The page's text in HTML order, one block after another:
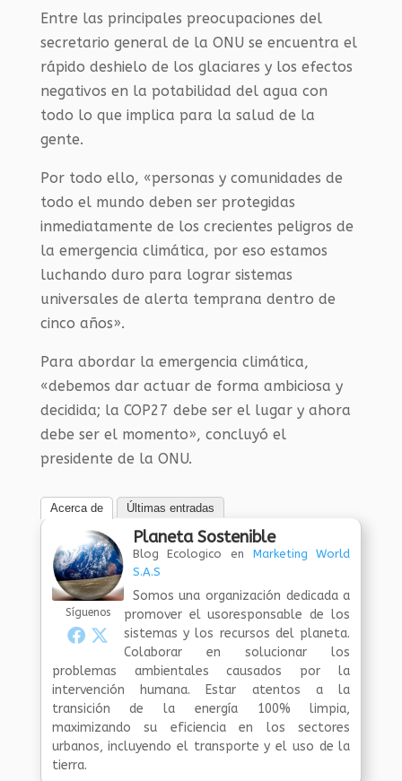
Entre las principales preocupaciones del
secretario general de la ONU se encuentra el
rápido deshielo de los glaciares y los efectos
negativos en la potabilidad del agua con
todo lo que implica para la salud de la
gente.
Por todo ello, «personas y comunidades de
todo el mundo deben ser protegidas
inmediatamente de los crecientes peligros de
la emergencia climática, por eso estamos
luchando duro para lograr sistemas
universales de alerta temprana dentro de
cinco años».
Para abordar la emergencia climática,
«debemos dar actuar de forma ambiciosa y
decidida; la COP27 debe ser el lugar y ahora
debe ser el momento», concluyó el
presidente de la ONU.
Acerca de Últimas entradas
Síguenos
Planeta Sostenible
Blog Ecologico en Marketing World
S.A.S
Somos una organización dedicada a
promover el usoresponsable de los
sistemas y los recursos del planeta.
Colaborar en solucionar los
problemas ambientales causados por la
intervención humana. Estar atentos a la
transición de la energía 100% limpia,
maximizando su eficiencia en los sectores
urbanos, incluyendo el transporte y el uso de la
tierra.